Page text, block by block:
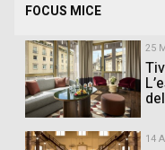
FOCUS MICE
25
14